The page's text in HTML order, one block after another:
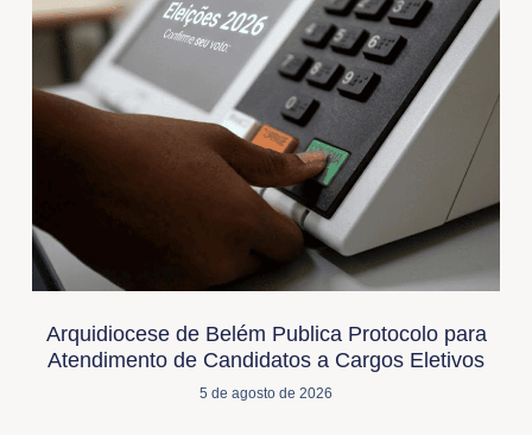
Arquidiocese de Belém Publica Protocolo para
Atendimento de Candidatos a Cargos Eletivos
5 de agosto de 2026